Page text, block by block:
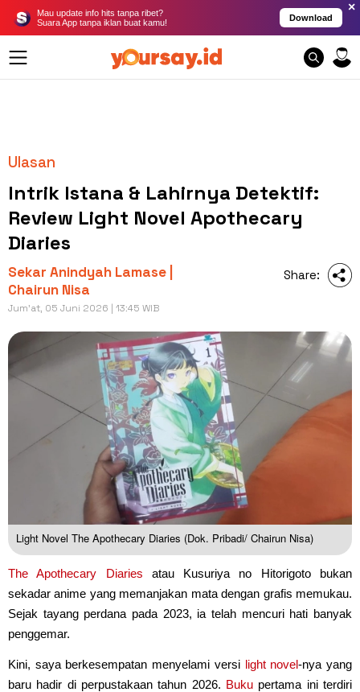
Mau update info hits tanpa ribet?
Suara App tanpa iklan buat kamu!
Download
×
Ulasan
Intrik Istana & Lahirnya Detektif:
Review Light Novel Apothecary
Diaries
Sekar Anindyah Lamase |
Chairun Nisa
Jum'at, 05 Juni 2026 | 13:45 WIB
Share:
Light Novel The Apothecary Diaries (Dok. Pribadi/ Chairun Nisa)
The Apothecary Diaries atau Kusuriya no Hitorigoto bukan
sekadar anime yang memanjakan mata dengan grafis memukau.
Sejak tayang perdana pada 2023, ia telah mencuri hati banyak
penggemar.
Kini, saya berkesempatan menyelami versi light novel-nya yang
baru hadir di perpustakaan tahun 2026. Buku pertama ini terdiri